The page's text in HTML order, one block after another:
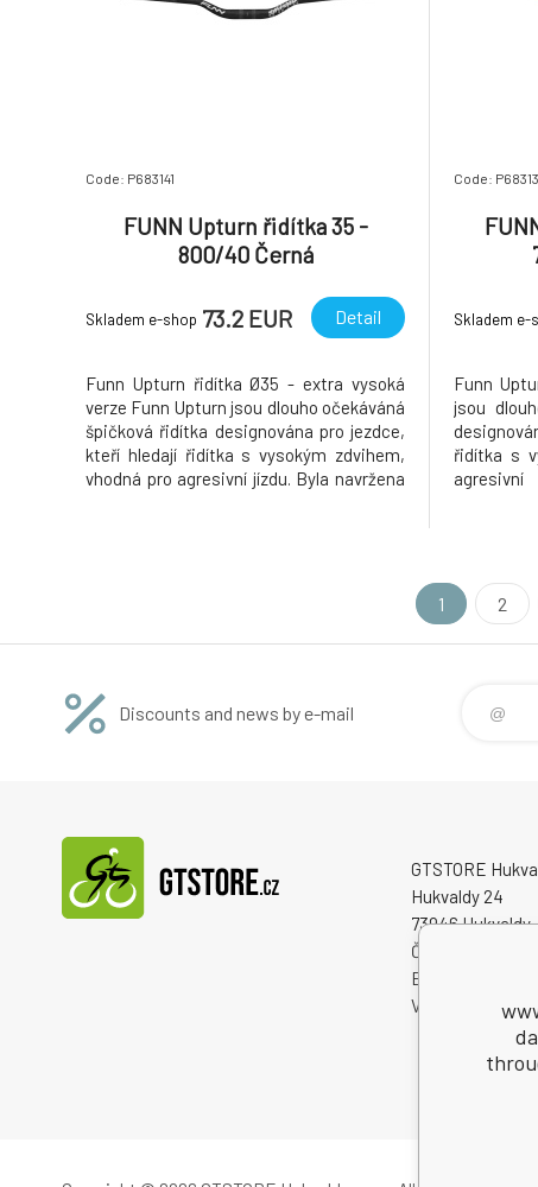
Code: P683141
FUNN Upturn řidítka 35 -
800/40 Černá
Skladem e-shop 73.2 EUR Detail
Funn Upturn řidítka Ø35 - extra vysoká
verze Funn Upturn jsou dlouho očekáváná
špičková řidítka designována pro jezdce,
kteří hledají řidítka s vysokým zdvihem,
vhodná pro agresivní jízdu. Byla navržena
Code:
Skladem e-
Funn
jsou
řidítka s
1 2
Discounts and news by e-mail
GTSTORE
Hukvaldy 24
73946 Hukvaldy
Česká republika
Business Reg.
VAT ID: